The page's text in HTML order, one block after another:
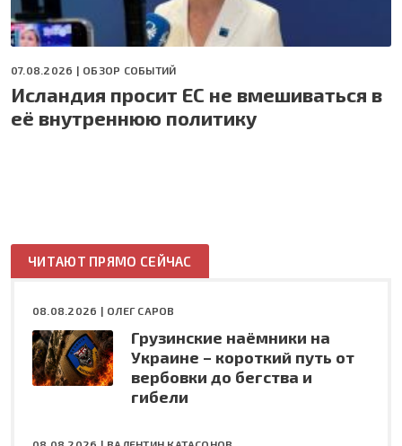
07.08.2026 | ОБЗОР СОБЫТИЙ
Исландия просит ЕС не вмешиваться в
её внутреннюю политику
ЧИТАЮТ ПРЯМО СЕЙЧАС
08.08.2026 | ОЛЕГ САРОВ
Грузинские наёмники на
Украине – короткий путь от
вербовки до бегства и
гибели